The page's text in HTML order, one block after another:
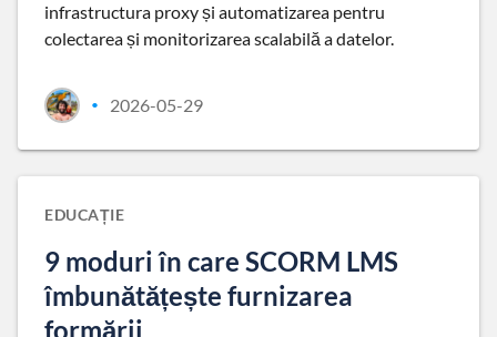
infrastructura proxy și automatizarea pentru
colectarea și monitorizarea scalabilă a datelor.
• 2026-05-29
EDUCAȚIE
9 moduri în care SCORM LMS
îmbunătățește furnizarea
formării